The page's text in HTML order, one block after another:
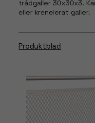
trådgaller 30x30x3.
eller krenelerat galler.
Produktblad